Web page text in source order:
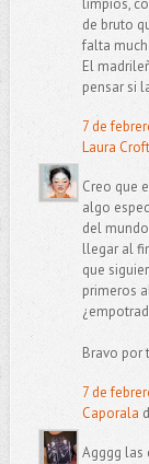
limpios,
de bruto
falta
El
pensar si
7 de
Laura Croft
Creo que
algo
del
llegar al
que
primeros
Bravo por
7 de
Caporala
Agggg las